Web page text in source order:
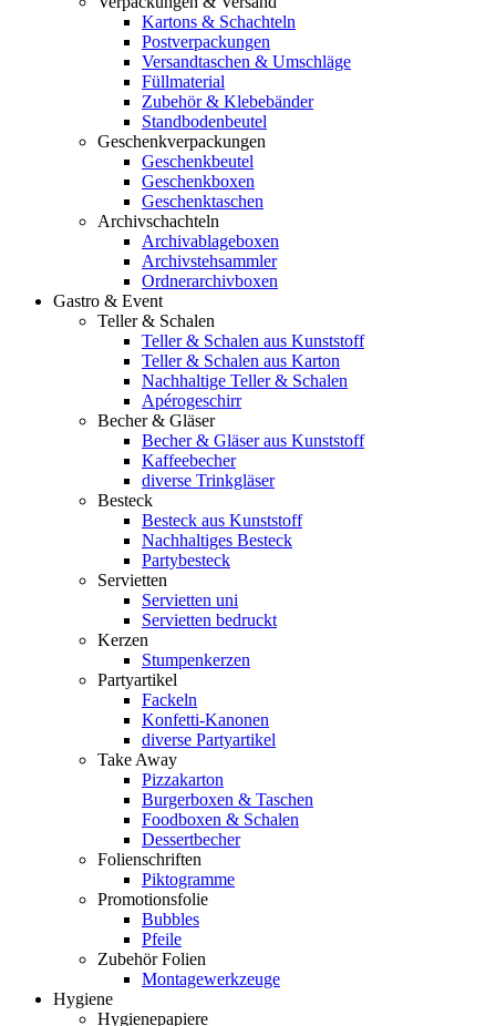
Kartons & Schachteln
Postverpackungen
Versandtaschen & Umschläge
Füllmaterial
Zubehör & Klebebänder
Standbodenbeutel
Geschenkverpackungen
Geschenkbeutel
Geschenkboxen
Geschenktaschen
Archivschachteln
Archivablageboxen
Archivstehsammler
Ordnerarchivboxen
Gastro & Event
Teller & Schalen
Teller & Schalen aus Kunststoff
Teller & Schalen aus Karton
Nachhaltige Teller & Schalen
Apérogeschirr
Becher & Gläser
Becher & Gläser aus Kunststoff
Kaffeebecher
diverse Trinkgläser
Besteck
Besteck aus Kunststoff
Nachhaltiges Besteck
Partybesteck
Servietten
Servietten uni
Servietten bedruckt
Kerzen
Stumpenkerzen
Partyartikel
Fackeln
Konfetti-Kanonen
diverse Partyartikel
Take Away
Pizzakarton
Burgerboxen & Taschen
Foodboxen & Schalen
Dessertbecher
Folienschriften
Piktogramme
Promotionsfolie
Bubbles
Pfeile
Zubehör Folien
Montagewerkzeuge
Hygiene
Hygienepapiere